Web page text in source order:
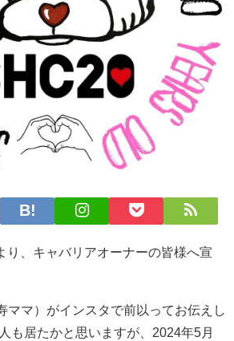
り、キャバリアオーナーの皆様へ宣
ママ）がインスタで前以ってお伝えし
も居たかと思いますが、2024年5月